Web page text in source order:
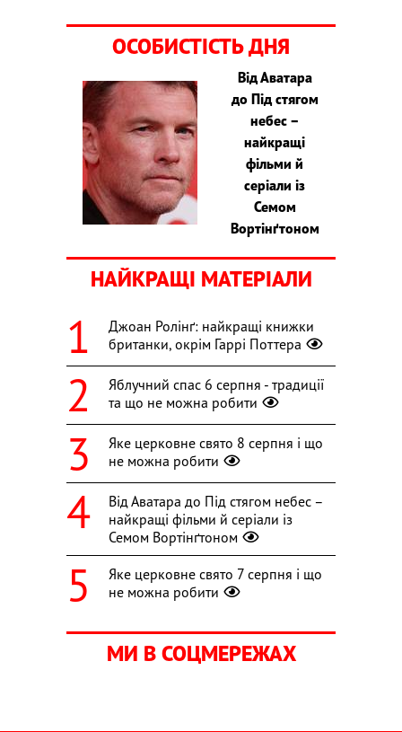
ОСОБИСТІСТЬ ДНЯ
Від Аватара
до Під стягом
небес –
найкращі
фільми й
серіали із
Семом
Вортінґтоном
НАЙКРАЩІ МАТЕРІАЛИ
Джоан Ролінґ: найкращі книжки
британки, окрім Гаррі Поттера
Яблучний спас 6 серпня - традиції
та що не можна робити
Яке церковне свято 8 серпня і що
не можна робити
Від Аватара до Під стягом небес –
найкращі фільми й серіали із
Семом Вортінґтоном
Яке церковне свято 7 серпня і що
не можна робити
МИ В СОЦМЕРЕЖАХ